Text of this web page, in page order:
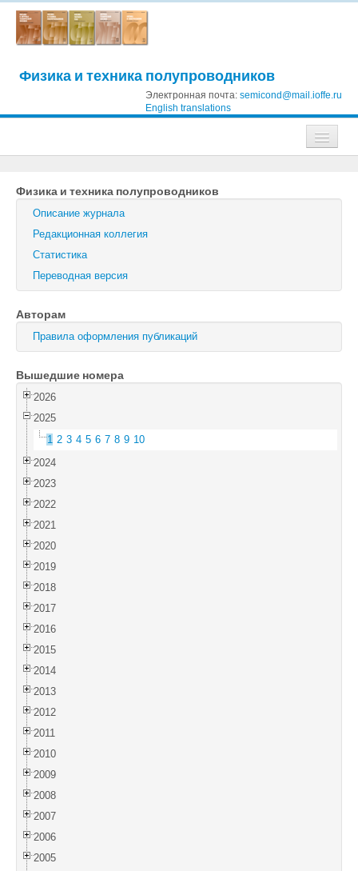
Физика и техника полупроводников
Электронная почта: semicond@mail.ioffe.ru
English translations
Журнал технической физики
Письма в Журнал технической физики
Физика твердого тела
Физика и техника полупроводников
Оптика и спектроскопия
Поиск
Войти
Физика и техника полупроводников
Описание журнала
Редакционная коллегия
Статистика
Переводная версия
Авторам
Правила оформления публикаций
Вышедшие номера
2026
2025
1 2 3 4 5 6 7 8 9 10
2024
2023
2022
2021
2020
2019
2018
2017
2016
2015
2014
2013
2012
2011
2010
2009
2008
2007
2006
2005